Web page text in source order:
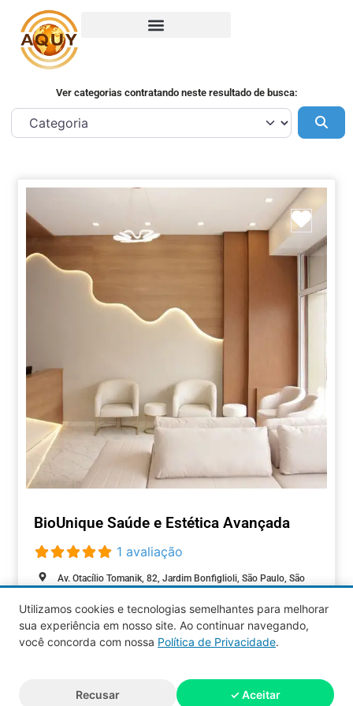
Ver categorias contratando neste resultado de busca:
BioUnique Saúde e Estética Avançada
1 avaliação
Av. Otacílio Tomanik, 82, Jardim Bonfiglioli, São Paulo, São
BELEZA Aberto agora:
reservados.
Utilizamos cookies e tecnologias semelhantes para melhorar
sua experiência em nosso site. Ao continuar navegando,
você concorda com nossa Política de Privacidade.
Recusar ✓ Aceitar